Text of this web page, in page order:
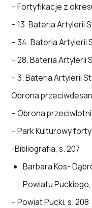
– Fortyfikacje z
– 13. Bateria Artylerii
– 34. Bateria Artylerii
– 28. Bateria Artylerii
– 3. Bateria Artylerii
Obrona
– Obrona
– Park Kulturowy
-Bibliografia, s. 207
Barbara Kos-
Powiatu Puckiego,
– Powiat Pucki, s. 208